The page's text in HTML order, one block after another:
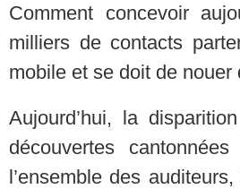
Comment concevoir
milliers de contacts
mobile et se doit de
Aujourd’hui, la
découvertes
l’ensemble des